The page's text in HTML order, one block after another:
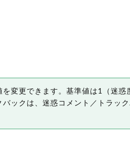
変更できます。基準値は1（迷惑
ックは、迷惑コメント／トラック